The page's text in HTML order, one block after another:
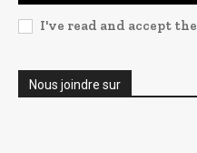
I've read and accept the
Nous joindre sur